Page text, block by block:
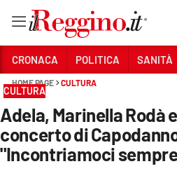
Sezioni
CRONACA
POLITICA
CRONACA POLITICA SANITÀ
HOME PAGE CULTURA
CULTURA
Adela, Marinella Rodà
concerto di
"Incontriamoci